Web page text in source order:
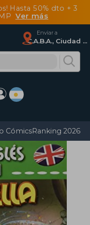
Hasta 50% dto + 3
Ver más
Enviar a
C.A.B.A., Ciudad Autónoma De Buenos Aires
CómicsRanking 2026